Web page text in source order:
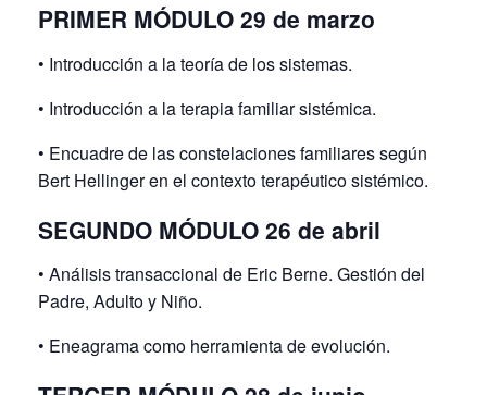
PRIMER MÓDULO 29 de marzo
• Introducción a la teoría de los sistemas.
• Introducción a la terapia familiar sistémica.
• Encuadre de las constelaciones familiares según
Bert Hellinger en el contexto terapéutico sistémico.
SEGUNDO MÓDULO 26 de abril
• Análisis transaccional de Eric Berne. Gestión del
Padre, Adulto y Niño.
• Eneagrama como herramienta de evolución.